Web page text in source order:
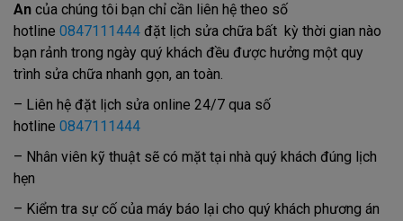
An của chúng tôi bạn chỉ cần liên hệ theo số
hotline 0847111444 đặt lịch sửa chữa bất kỳ thời gian nào
bạn rảnh trong ngày quý khách đều được hưởng một quy
trình sửa chữa nhanh gọn, an toàn.
– Liên hệ đặt lịch sửa online 24/7 qua số
hotline 0847111444
– Nhân viên kỹ thuật sẽ có mặt tại nhà quý khách đúng lịch
hẹn
– Kiểm tra sự cố của máy báo lại cho quý khách phương án